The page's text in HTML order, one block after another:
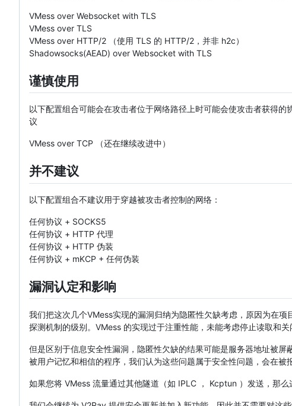
VMess over Websocket with TLS
VMess over TLS
VMess over HTTP/2 （使用 TLS 的 HTTP/2，并非 h2c）
Shadowsocks(AEAD) over Websocket with TLS
谨慎使用
以下配置组合可能会在攻击者位于网络路径上时可能会使攻击者获得
议
VMess over TCP （还在继续改进中）
并不建议
以下配置组合不建议用于穿越被攻击者控制的网络：
任何协议 + SOCKS5
任何协议 + HTTP 代理
任何协议 + HTTP 伪装
任何协议 + mKCP + 任何伪装
漏洞认定和影响
我们把这次几个VMess实现的漏洞归纳为隐匿性欠缺考虑，原因为在
探测机制的级别。VMess 的实现过于注重性能，未能考虑停止读取和关
但是区别于信息安全性漏洞，隐匿性欠缺的结果可能是服务器地址被
被用户记忆和相信的程序，我们认为这些问题属于安全性问题，会在被
如果您将 VMess 流量通过其他隧道（如 IPLC ， Kcptun ）发送，那么